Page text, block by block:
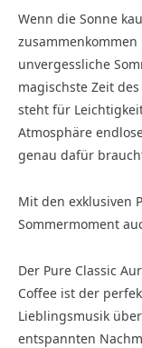
Wenn die Sonne
unvergessliche
magischste Zeit
steht für
Atmosphäre
genau dafür
Mit den exklusiven
Sommermoment
Der Pure Classic
Coffee ist der
Lieblingsmusik
entspannten